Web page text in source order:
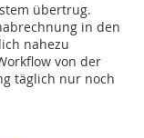
übertrug.
in den
nahezu
von der
täglich nur noch